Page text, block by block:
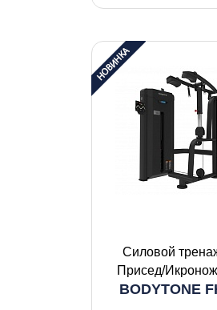
Силовой
Присед/
BODYTONE